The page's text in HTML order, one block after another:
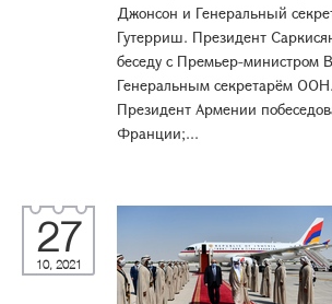
Джонсон и Генеральный
Гутерриш. Президент
беседу с Премьер-министром
Генеральным секретарём
Президент Армении
Франции;...
27
10, 2021